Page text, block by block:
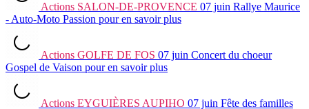
Actions SALON-DE-PROVENCE 07 juin Rallye Maurice
- Auto-Moto Passion pour en savoir plus
Actions GOLFE DE FOS 07 juin Concert du choeur
Gospel de Vaison pour en savoir plus
Actions EYGUIÈRES AUPIHO 07 juin Fête des familles